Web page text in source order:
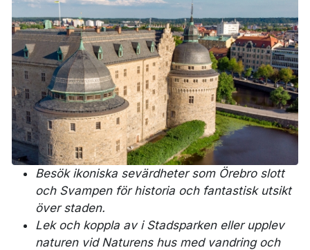
Besök ikoniska sevärdheter som Örebro slott
och Svampenför historia och fantastisk utsikt
över staden.
Lek och koppla av i Stadsparkeneller upplev
naturen vid Naturens hus med vandring och